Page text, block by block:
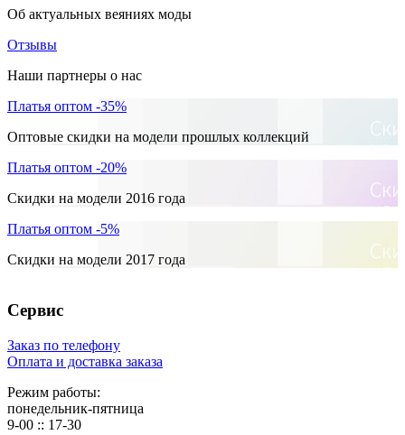
Об актуальных веяниях моды
Отзывы
Наши партнеры о нас
Платья оптом -35%
Оптовые скидки на модели прошлых коллекций
Платья оптом -20%
Скидки на модели 2016 года
Платья оптом -5%
Скидки на модели 2017 года
Сервис
Заказ по телефону
Оплата и доставка заказа
Режим работы:
понедельник-пятница
9-00 :: 17-30